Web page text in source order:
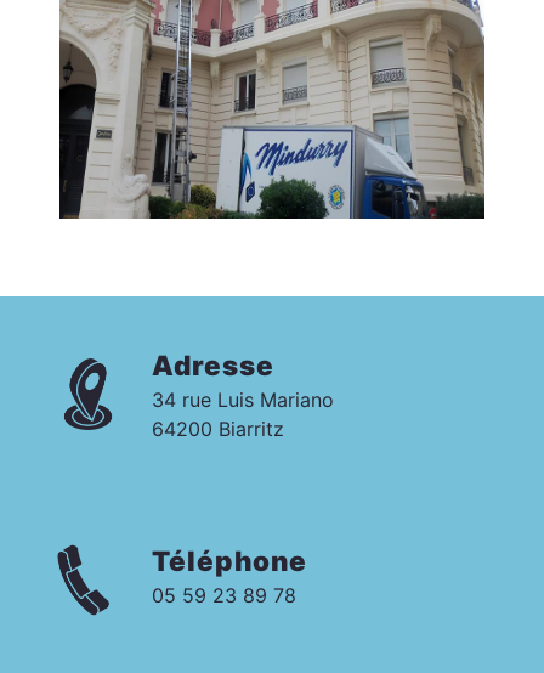
Adresse
34 rue Luis Mariano
64200 Biarritz
Téléphone
05 59 23 89 78